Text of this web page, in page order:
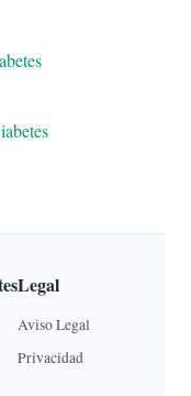
Legal
Aviso Legal
Privacidad